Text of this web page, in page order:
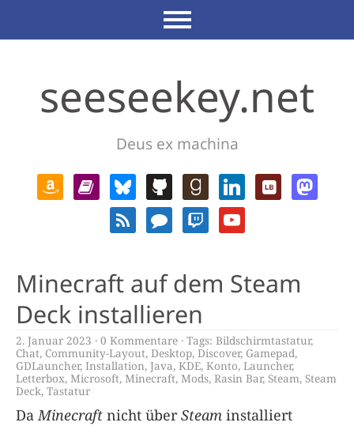
seeseekey.net
Deus ex machina
Minecraft auf dem Steam
Deck installieren
2. Januar 2023 0 Kommentare Tags: Bildschirmtastatur,
Chat, Community-Layout, Desktop, Discover, Gamepad,
GDLauncher, Installation, Java, KDE, Konto, Launcher,
Letterbox, Microsoft, Minecraft, Mods, Rasin Bar, Steam, Steam
Deck, Tastatur
Da Minecraft nicht überSteam installiert